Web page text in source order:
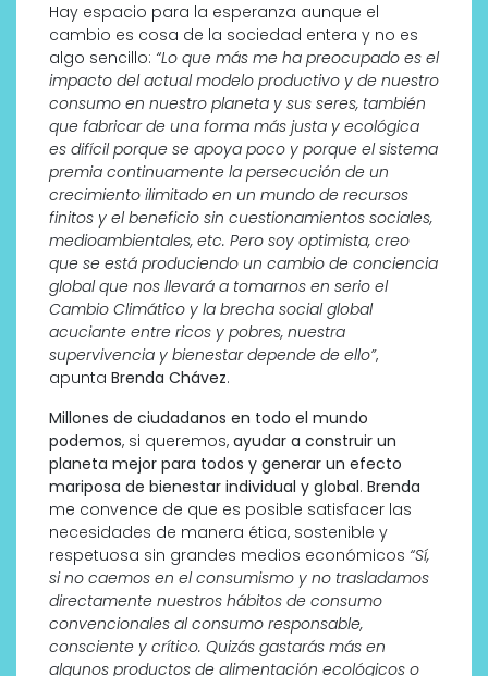
Hay espacio para la esperanza aunque el
cambio es cosa de la sociedad entera y no es
algo sencillo: “Lo que más me ha preocupado es el
impacto del actual modelo productivo y de nuestro
consumo en nuestro planeta y sus seres, también
que fabricar de una forma más justa y ecológica
es difícil porque se apoya poco y porque el sistema
premia continuamente la persecución de un
crecimiento ilimitado en un mundo de recursos
finitos y el beneficio sin cuestionamientos sociales,
medioambientales, etc. Pero soy optimista, creo
que se está produciendo un cambio de conciencia
global que nos llevará a tomarnos en serio el
Cambio Climático y la brecha social global
acuciante entre ricos y pobres, nuestra
supervivencia y bienestar depende de ello”,
apunta Brenda Chávez.
Millones de ciudadanos en todo el mundo
podemos, si queremos, ayudar a construir un
planeta mejor para todos y generar un efecto
mariposa de bienestar individual y global. Brenda
me convence de que es posible satisfacer las
necesidades de manera ética, sostenible y
respetuosa sin grandes medios económicos “Sí,
si no caemos en el consumismo y no trasladamos
directamente nuestros hábitos de consumo
convencionales al consumo responsable,
consciente y crítico. Quizás gastarás más en
algunos productos de alimentación ecológicos o